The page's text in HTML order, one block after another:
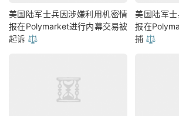
美国陆军士兵因涉嫌利用机密情
报在Polymarket进行内幕交易被
起诉 ⚖️
美国陆军
报在
捕 ⚖️